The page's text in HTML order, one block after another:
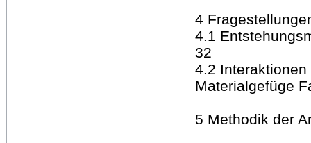
4
4.1
32
4.2
Materialgefüge
5 Methodik der